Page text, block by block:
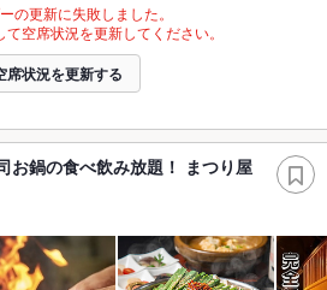
の更新に失敗しました。
空席状況を更新してください。
席状況を更新する
鍋の食べ飲み放題！ まつり屋